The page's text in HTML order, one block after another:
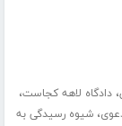
،دادگاه لاهه کجاست،
،شیوه رسیدگی به